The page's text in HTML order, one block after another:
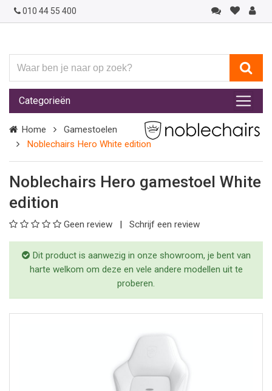
010 44 55 400
ben
je
naar
op
zoek?
Categorieën
Home
Gamestoelen
Noblechairs Hero White edition
Noblechairs Hero gamestoel White
edition
Geen review Schrijf een review
Dit product is aanwezig in onze showroom, je bent van
harte welkom om deze en vele andere modellen uit te
proberen.